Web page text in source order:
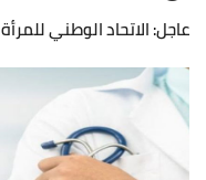
عاجل: الاتحاد الوطني